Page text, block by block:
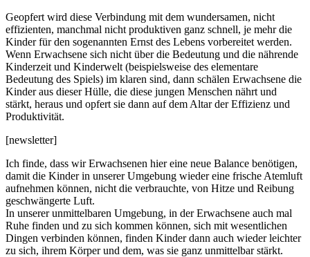
Geopfert wird diese Verbindung mit dem wundersamen, nicht
effizienten, manchmal nicht produktiven ganz schnell, je mehr die
Kinder für den sogenannten Ernst des Lebens vorbereitet werden.
Wenn Erwachsene sich nicht über die Bedeutung und die nährende
Kinderzeit und Kinderwelt (beispielsweise des elementare
Bedeutung des Spiels) im klaren sind, dann schälen Erwachsene die
Kinder aus dieser Hülle, die diese jungen Menschen nährt und
stärkt, heraus und opfert sie dann auf dem Altar der Effizienz und
Produktivität.
[newsletter]
Ich finde, dass wir Erwachsenen hier eine neue Balance benötigen,
damit die Kinder in unserer Umgebung wieder eine frische Atemluft
aufnehmen können, nicht die verbrauchte, von Hitze und Reibung
geschwängerte Luft.
In unserer unmittelbaren Umgebung, in der Erwachsene auch mal
Ruhe finden und zu sich kommen können, sich mit wesentlichen
Dingen verbinden können, finden Kinder dann auch wieder leichter
zu sich, ihrem Körper und dem, was sie ganz unmittelbar stärkt.